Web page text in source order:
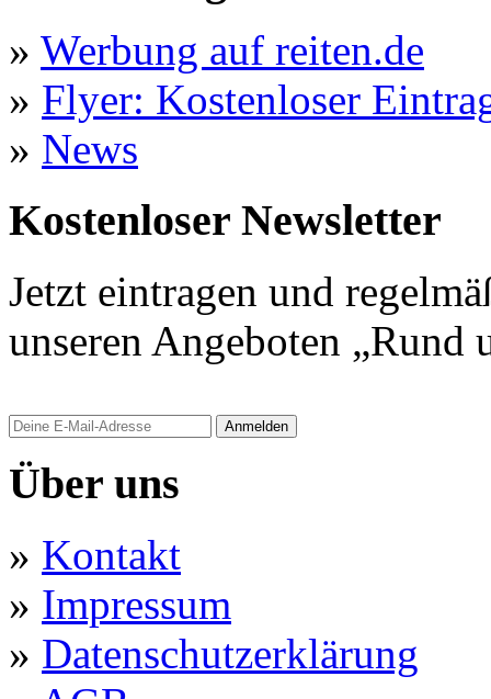
» Werbung auf reiten.de
» Flyer: Kostenloser
» News
Kostenloser Newsletter
Jetzt eintragen und
unseren Angeboten „Rund
Anmelden
Über uns
» Kontakt
» Impressum
» Datenschutzerklärung